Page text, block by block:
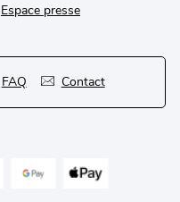
Espace presse
FAQ Contact